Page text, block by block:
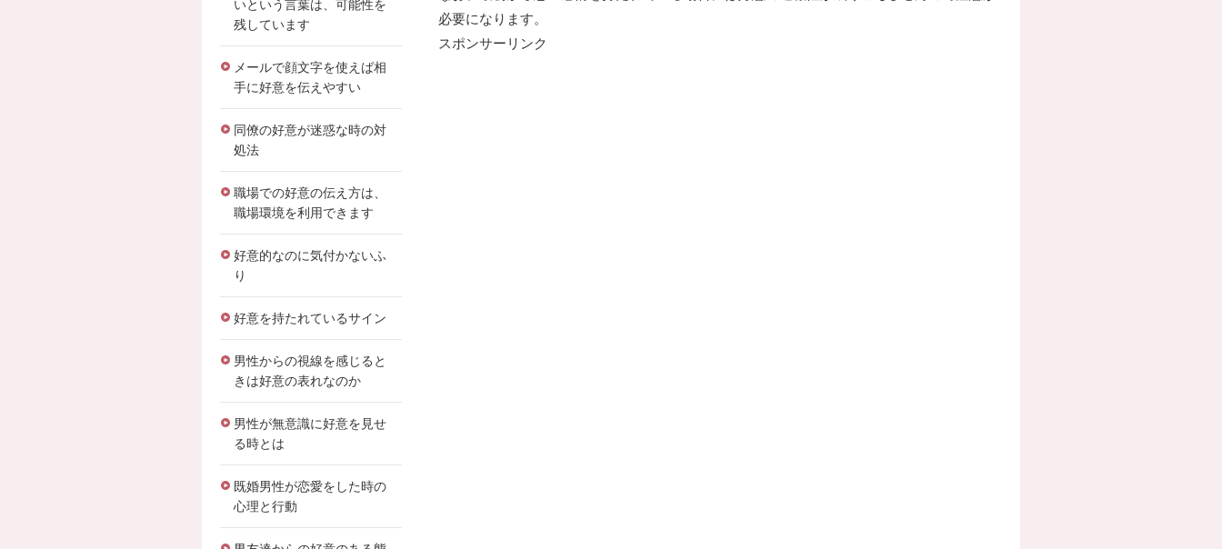
必要になります。
スポンサーリンク
いという言葉は、可能性を
残しています
メールで顔文字を使えば相
手に好意を伝えやすい
同僚の好意が迷惑な時の対
処法
職場での好意の伝え方は、
職場環境を利用できます
好意的なのに気付かないふ
り
好意を持たれているサイン
男性からの視線を感じると
きは好意の表れなのか
男性が無意識に好意を見せ
る時とは
既婚男性が恋愛をした時の
心理と行動